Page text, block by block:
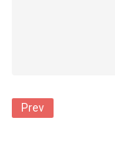
Prev